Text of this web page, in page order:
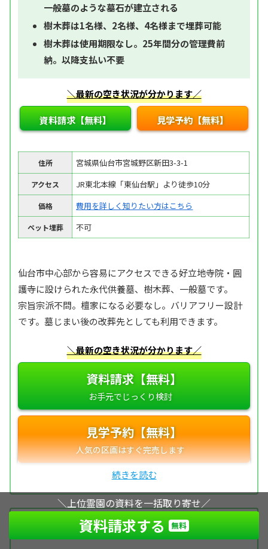
一般墓のような墓石が建立される
樹木葬は1名様、2名様、4名様まで埋葬可能
樹木葬は使用期限なし。25年間分の管理費前
納。以降支払い不要
＼最新の空き状況が分かります／
資料請求【無料】 見学予約【無料】
住所 宮城県仙台市宮城野区新田3-3-1
アクセス JR東北本線「東仙台駅」より徒歩10分
価格 費用を詳しく知りたい方はこちら
ペット埋葬 不可
仙台市中心部から容易にアクセスできる好立地寺院・圓
護寺に設けられた永代供養墓、樹木葬、一般墓です。
宗旨宗派不問。檀家になる必要なし。バリアフリー設計
です。墓じまい後の改葬先としても利用できます。
＼最新の空き状況が分かります／
資料請求【無料】
見学予約【無料】
12位 いずみガーデンメモリアル翠緑の碑
＼上位霊園の資料を一括取り寄せ／
資料請求する 無料